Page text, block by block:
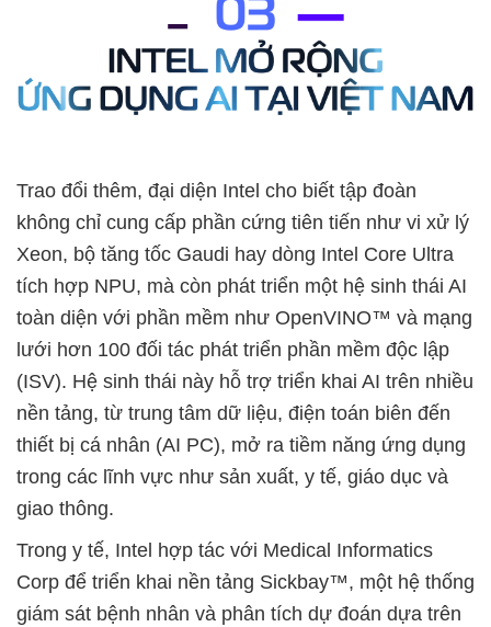
Trao đổi thêm, đại diện Intel cho biết tập đoàn
không chỉ cung cấp phần cứng tiên tiến như vi xử lý
Xeon, bộ tăng tốc Gaudi hay dòng Intel Core Ultra
tích hợp NPU, mà còn phát triển một hệ sinh thái AI
toàn diện với phần mềm như OpenVINO™ và mạng
lưới hơn 100 đối tác phát triển phần mềm độc lập
(ISV). Hệ sinh thái này hỗ trợ triển khai AI trên nhiều
nền tảng, từ trung tâm dữ liệu, điện toán biên đến
thiết bị cá nhân (AI PC), mở ra tiềm năng ứng dụng
trong các lĩnh vực như sản xuất, y tế, giáo dục và
giao thông.
Trong y tế, Intel hợp tác với Medical Informatics
Corp để triển khai nền tảng Sickbay™, một hệ thống
giám sát bệnh nhân và phân tích dự đoán dựa trên